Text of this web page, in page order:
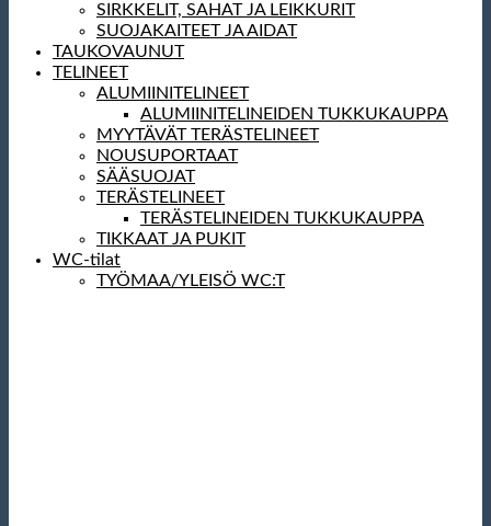
SIRKKELIT, SAHAT JA LEIKKURIT
SUOJAKAITEET JA AIDAT
TAUKOVAUNUT
TELINEET
ALUMIINITELINEET
ALUMIINITELINEIDEN TUKKUKAUPPA
MYYTÄVÄT TERÄSTELINEET
NOUSUPORTAAT
SÄÄSUOJAT
TERÄSTELINEET
TERÄSTELINEIDEN TUKKUKAUPPA
TIKKAAT JA PUKIT
WC-tilat
TYÖMAA/YLEISÖ WC:T